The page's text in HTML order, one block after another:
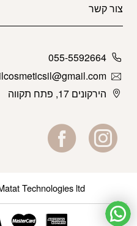
צור קשר
055-5592664
הירקונים 17, פתח תקווה
Technologies ltd